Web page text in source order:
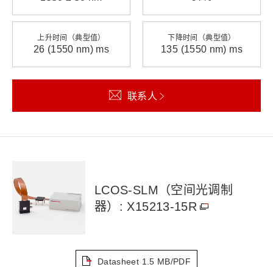
上升时间（典型值）
26 (1550 nm) ms
下降时间（典型值）
135 (1550 nm) ms
联系人
LCOS-SLM（空间光调制
器）: X15213-15R
Datasheet 1.5 MB/PDF